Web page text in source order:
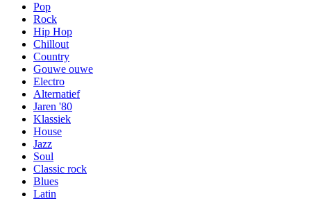
Pop
Rock
Hip Hop
Chillout
Country
Gouwe ouwe
Electro
Alternatief
Jaren '80
Klassiek
House
Jazz
Soul
Classic rock
Blues
Latin